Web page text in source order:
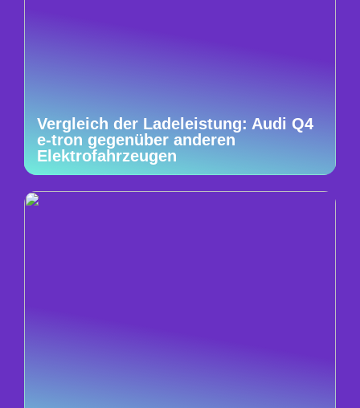
Vergleich der Ladeleistung: Audi Q4
e-tron gegenüber anderen
Elektrofahrzeugen